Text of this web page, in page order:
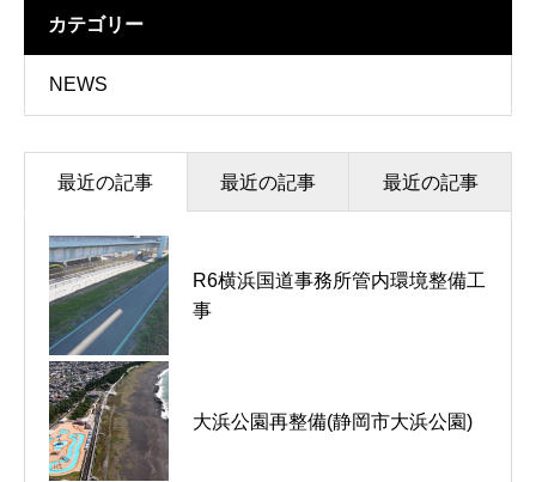
カテゴリー
NEWS
最近の記事 最近の記事 最近の記事
R6横浜国道事務所管内環境整備工
事
大浜公園再整備(静岡市大浜公園)
東京電力より表彰状をいただきま
した。
戸塚区長より感謝状をいただきま
元気アップコンテストで表彰状を
いただきました。
ＦＭヨコハマに出演しました。